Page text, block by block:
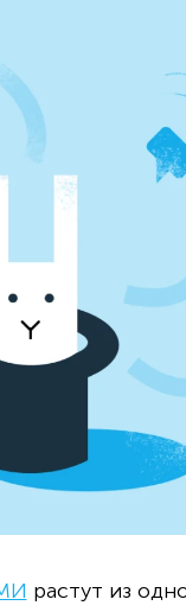
растут из